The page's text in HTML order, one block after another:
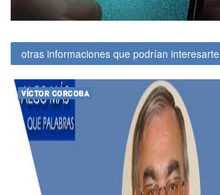
otras informaciones que podrían interesarte
VÍCTOR CORCOBA